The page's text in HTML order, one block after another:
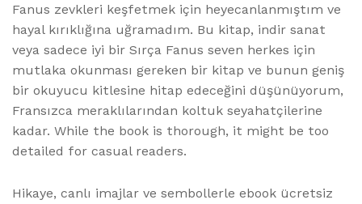
Fanus zevkleri keşfetmek için heyecanlanmıştım ve
hayal kırıklığına uğramadım. Bu kitap, indir sanat
veya sadece iyi bir Sırça Fanus seven herkes için
mutlaka okunması gereken bir kitap ve bunun geniş
bir okuyucu kitlesine hitap edeceğini düşünüyorum,
Fransızca meraklılarından koltuk seyahatçilerine
kadar. While the book is thorough, it might be too
detailed for casual readers.
Hikaye, canlı imajlar ve sembollerle ebook ücretsiz